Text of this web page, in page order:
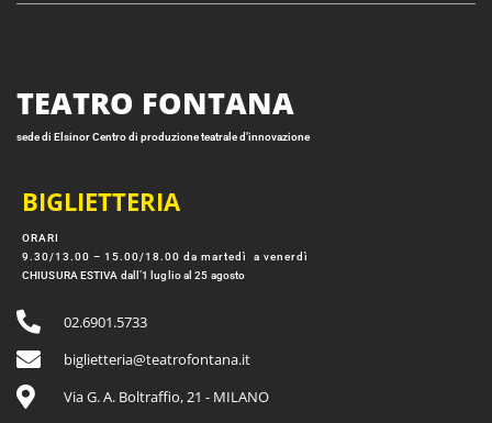
TEATRO FONTANA
sede di Elsinor Centro di produzione teatrale d’innovazione
BIGLIETTERIA
ORARI
9.30/13.00 – 15.00/18.00 da martedì a venerdì
CHIUSURA ESTIVA dall’1 luglio al 25 agosto
02.6901.5733
biglietteria@teatrofontana.it
Via G. A. Boltraffio, 21 - MILANO